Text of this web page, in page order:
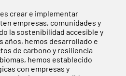
crear e implementar
empresas, comunidades y
la sostenibilidad accesible y
años, hemos desarrollado e
de carbono y resiliencia
hemos establecido
con empresas y